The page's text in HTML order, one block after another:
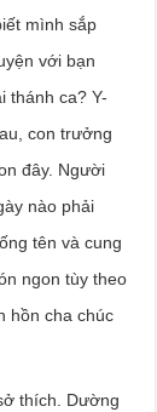
mình sắp
với bạn
thánh ca? Y-
con trưởng
đây. Người
nào phải
tên và cung
ngon tùy theo
hồn cha chúc
thích. Dường